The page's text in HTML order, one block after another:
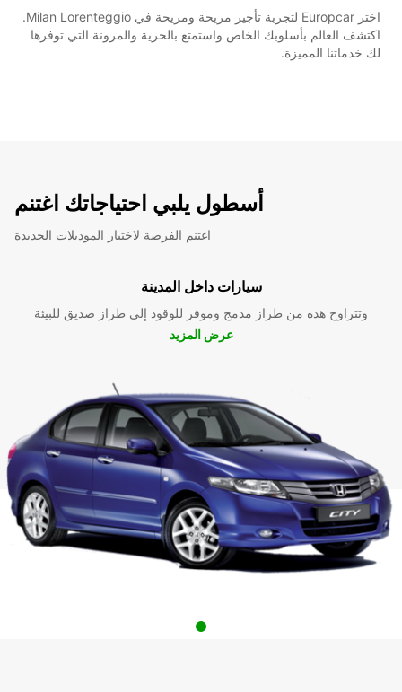
اختر Europcar لتجربة تأجير مريحة ومريحة في Milan Lorenteggio.
اكتشف العالم بأسلوبك الخاص واستمتع بالحرية والمرونة التي توفرها
لك خدماتنا المميزة.
أسطول يلبي احتياجاتك اغتنم
اغتنم الفرصة لاختبار الموديلات الجديدة
سيارات داخل المدينة
وتتراوح هذه من طراز مدمج وموفر للوقود إلى طراز صديق للبيئة
عرض المزيد